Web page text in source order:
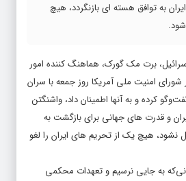
به توافق هسته ای بازنگردد، هیچ
اسرائیل، برت مک گورک، هماهنگ کننده امور
شورای امنیت ملی آمریکا روز جمعه با سران
کرده و به آنها اطمینان داد، واشنگتن
و قدرت های جهانی برای بازگشت به
ای ۲۰۱۵ حاصل نشود، هیچ یک از تحریم های ایران را لغو
به جایی نرسیم و تعهدات محکمی